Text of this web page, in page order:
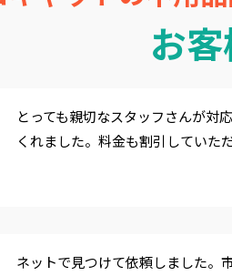
お
とっても親切なスタッフさんが対
くれました。料金も割引していた
ネットで見つけて依頼しました。